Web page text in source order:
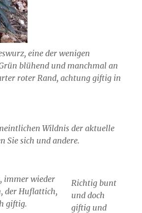
eine der wenigen
blühend und manchmal an
roter Rand, achtung giftig in
Wildnis der aktuelle
Sie sich und andere.
Richtig bunt
und doch
giftig und
immer wieder
der Huflattich,
giftig.